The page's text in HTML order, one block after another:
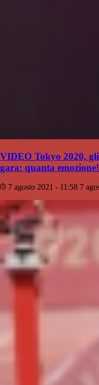
VIDEO Tokyo 2020,
gara: quanta emozione!
7 agosto 2021 - 11:58 7